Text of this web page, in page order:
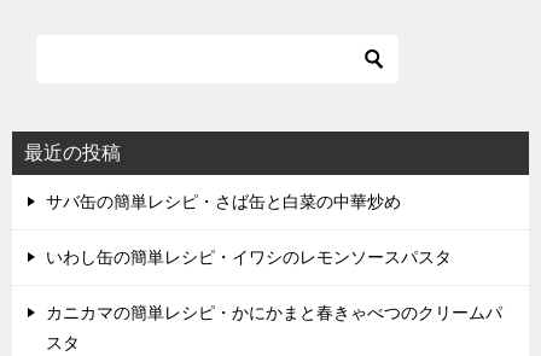
最近の投稿
サバ缶の簡単レシピ・さば缶と白菜の中華炒め
いわし缶の簡単レシピ・イワシのレモンソースパスタ
カニカマの簡単レシピ・かにかまと春きゃべつのクリームパ
スタ